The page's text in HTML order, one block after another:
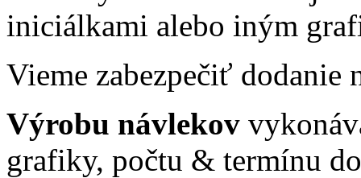
iniciálkami alebo iným
Vieme zabezpečiť dodanie
Výrobu návlekov
grafiky, počtu & termínu